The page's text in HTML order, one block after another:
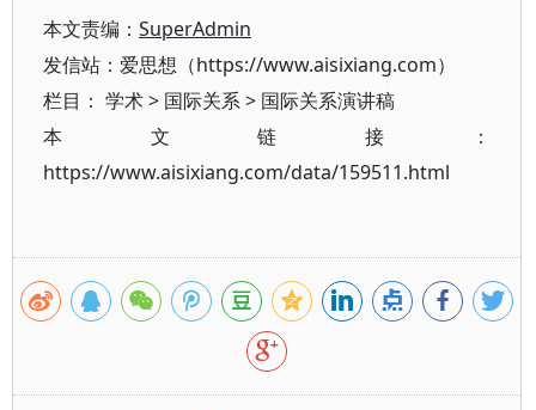
本文责编： SuperAdmin
发信站：爱思想（https://www.aisixiang.com）
栏目： 学术> 国际关系> 国际关系演讲稿
本文链接：
https://www.aisixiang.com/data/159511.html